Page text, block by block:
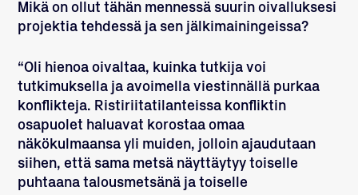
Mikä on ollut tähän mennessä suurin oivalluksesi
projektia tehdessä ja sen jälkimainingeissa?
“Oli hienoa oivaltaa, kuinka tutkija voi
tutkimuksella ja avoimella viestinnällä purkaa
konflikteja. Ristiriitatilanteissa konfliktin
osapuolet haluavat korostaa omaa
näkökulmaansa yli muiden, jolloin ajaudutaan
siihen, että sama metsä näyttäytyy toiselle
puhtaana talousmetsänä ja toiselle